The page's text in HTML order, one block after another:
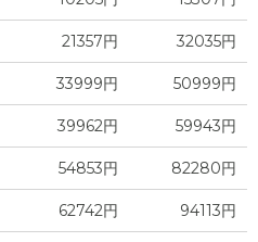
4 万円
1.0
0 万円
0 万円
-
21357円 32035円
33999円 50999円
39962円 59943円
54853円 82280円
62742円 94113円